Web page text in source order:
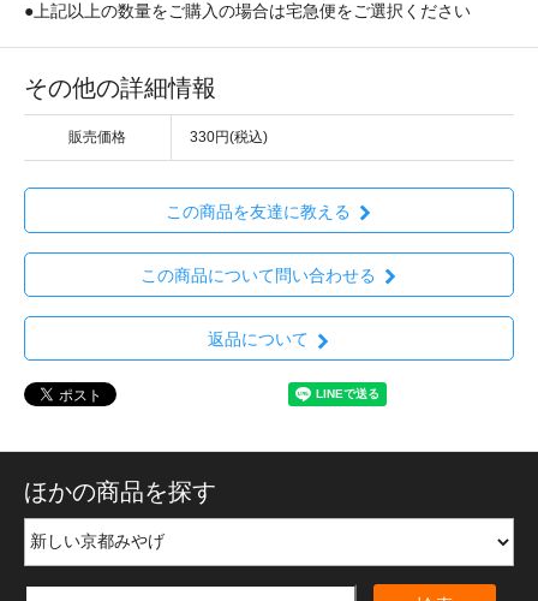
●上記以上の数量をご購入の場合は宅急便をご選択ください
その他の詳細情報
販売価格 330円(税込)
この商品を友達に教える
この商品について問い合わせる
返品について
ほかの商品を探す